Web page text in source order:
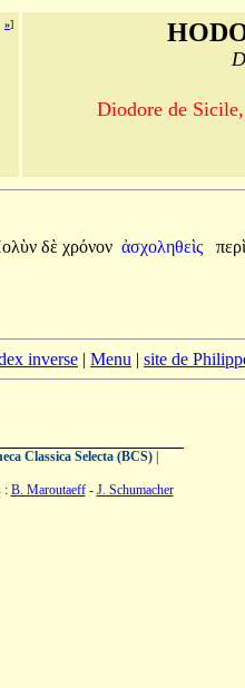
»]
Diodore de
δὲ χρόνον ἀσχοληθεὶς
inverse | Menu | site de
Classica Selecta (BCS)|
: B. Maroutaeff- J. Schumacher